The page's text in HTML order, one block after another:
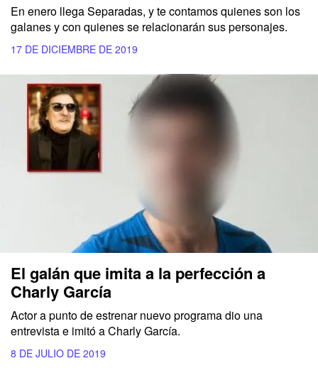
En enero llega Separadas, y te contamos quienes son los
galanes y con quienes se relacionarán sus personajes.
17 DE DICIEMBRE DE 2019
El galán que imita a la perfección a
Charly García
Actor a punto de estrenar nuevo programa dio una
entrevista e imitó a Charly García.
8 DE JULIO DE 2019